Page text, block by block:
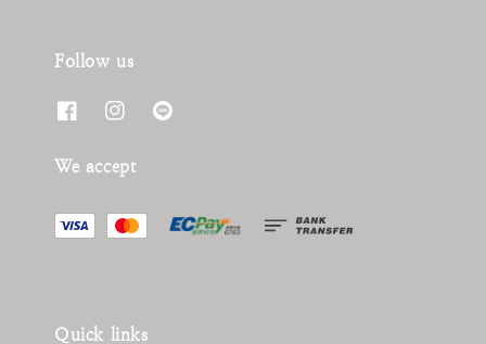
Follow us
We accept
Quick links